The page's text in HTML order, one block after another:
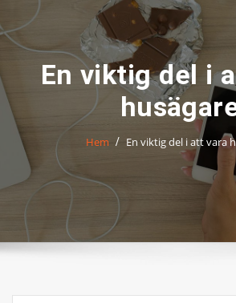
En viktig del i
Hem En viktig del i att vara